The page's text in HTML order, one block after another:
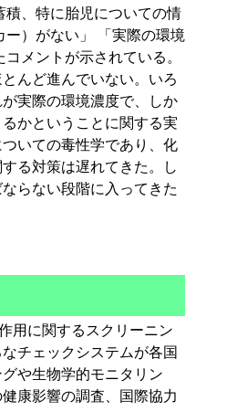
積、特に胎児についての情
）がない」 「実際の環境
メントが示されている。
んど進んでいない。いろ
実際の環境濃度で、しか
かということに関する実
いての毒性学であり、化
る対策は遅れてきた。し
らない段階に入ってきた
用に関するスクリーニン
チェックシステムが各国
や生物学的モニタリン
康影響の調査、国際協力